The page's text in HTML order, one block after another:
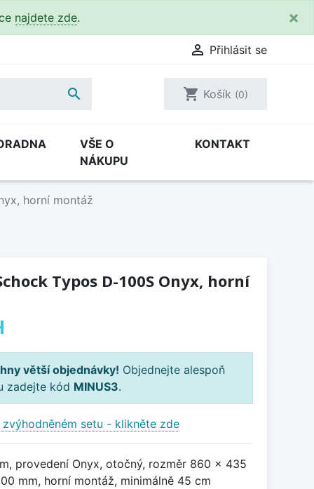
najdete zde. ×
 Přihlásit se
 shopping_cart Košík (0)
VŠE O
NÁKUPU
KONTAKT
horní montáž
Typos D-100S Onyx, horní
větší objednávky! Objednejte alespoň
zadejte kód MINUS3.
setu - klikněte zde
provedení Onyx, otočný, rozměr 860 x 435
mm, horní montáž, minimálně 45 cm